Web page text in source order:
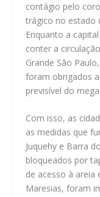
contágio pelo
trágico no estado
Enquanto a
conter a
Grande São
foram obrigados
previsível do
Com isso, as
as medidas que
Juquehy e Barra
bloqueados por
de acesso à areia
Maresias, foram